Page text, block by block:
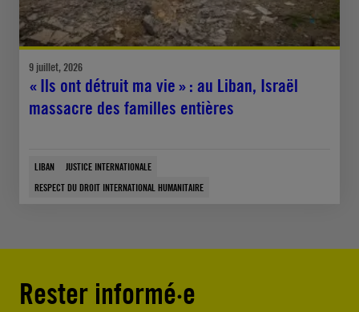
9 juillet, 2026
« Ils ont détruit ma vie » : au Liban, Israël
massacre des familles entières
LIBAN
JUSTICE INTERNATIONALE
RESPECT DU DROIT INTERNATIONAL HUMANITAIRE
Rester informé·e